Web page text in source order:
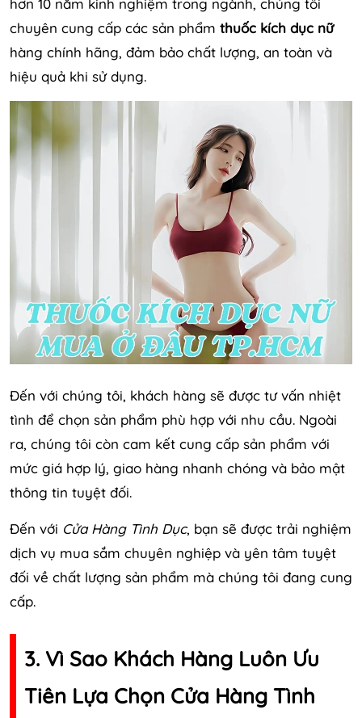
hơn 10 năm kinh nghiệm trong ngành, chúng tôi
chuyên cung cấp các sản phẩm thuốc kích dục nữ
hàng chính hãng, đảm bảo chất lượng, an toàn và
hiệu quả khi sử dụng.
Đến với chúng tôi, khách hàng sẽ được tư vấn nhiệt
tình để chọn sản phẩm phù hợp với nhu cầu. Ngoài
ra, chúng tôi còn cam kết cung cấp sản phẩm với
mức giá hợp lý, giao hàng nhanh chóng và bảo mật
thông tin tuyệt đối.
Đến với Cửa Hàng Tình Dục, bạn sẽ được trải nghiệm
dịch vụ mua sắm chuyên nghiệp và yên tâm tuyệt
đối về chất lượng sản phẩm mà chúng tôi đang cung
cấp.
3. Vì Sao Khách Hàng Luôn Ưu
Tiên Lựa Chọn Cửa Hàng Tình